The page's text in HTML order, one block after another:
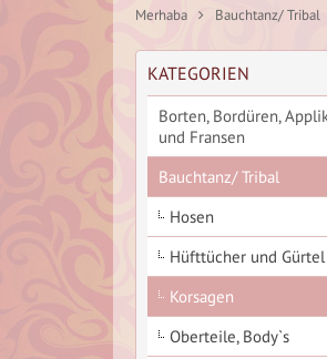
Merhaba Bauchtanz/ Tribal
KATEGORIEN
Borten, Bordüren,
und Fransen
Bauchtanz/ Tribal
Hosen
Hüfttücher und Gürtel
Korsagen
Oberteile, Body`s